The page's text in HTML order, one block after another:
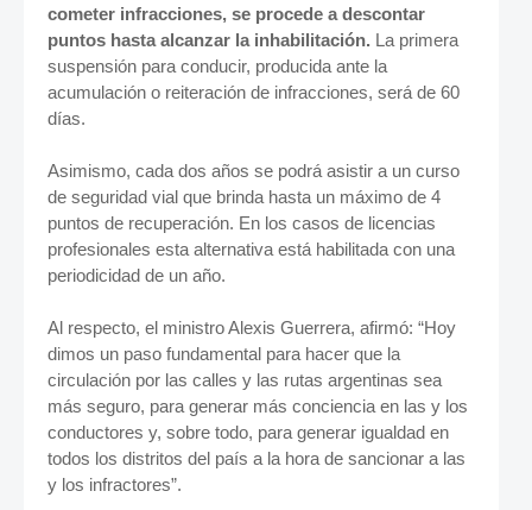
cometer infracciones, se procede a descontar
puntos hasta alcanzar la inhabilitación. La primera
suspensión para conducir, producida ante la
acumulación o reiteración de infracciones, será de 60
días.
Asimismo, cada dos años se podrá asistir a un curso
de seguridad vial que brinda hasta un máximo de 4
puntos de recuperación. En los casos de licencias
profesionales esta alternativa está habilitada con una
periodicidad de un año.
Al respecto, el ministro Alexis Guerrera, afirmó: “Hoy
dimos un paso fundamental para hacer que la
circulación por las calles y las rutas argentinas sea
más seguro, para generar más conciencia en las y los
conductores y, sobre todo, para generar igualdad en
todos los distritos del país a la hora de sancionar a las
y los infractores”.